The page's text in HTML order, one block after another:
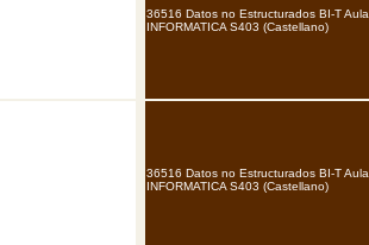
36516 Datos no Estructurados BI-T Aula
INFORMATICA S403 (Castellano)
36516 Datos no Estructurados BI-T Aula
INFORMATICA S403 (Castellano)